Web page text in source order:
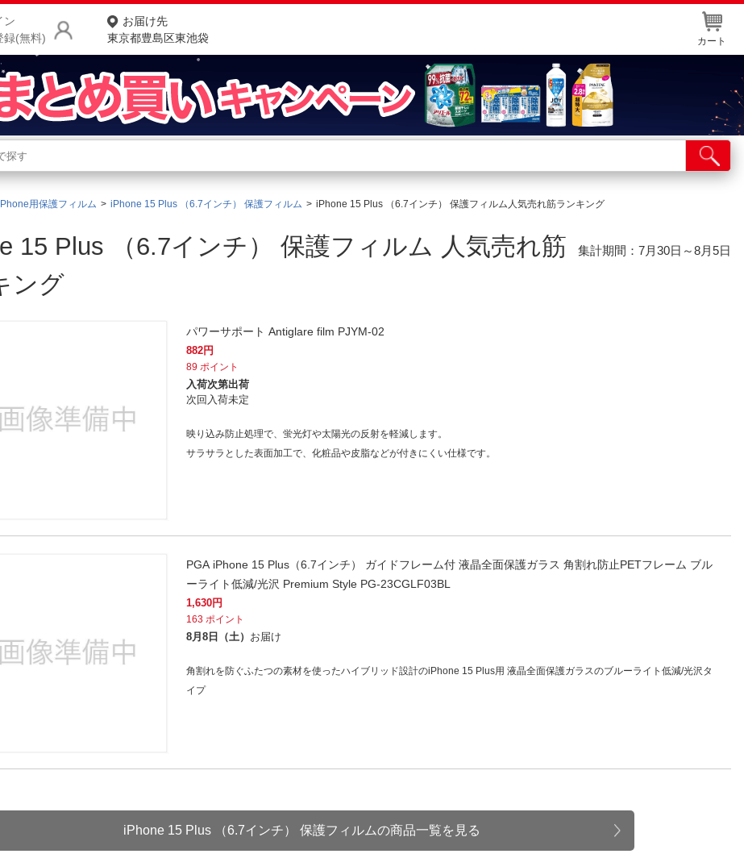
ン
録(無料)
お届け先
東京都豊島区東池袋
カート
商品をさがす
ランキングからさがす
カテゴリ一覧からさがす
よくある質問・お問合せ
ご利用規約
店舗サービス
ネット取り置き
ポイントカードWEB登録
店舗情報・店舗一覧
用保護フィルム iPhone 15 Plus （6.7インチ） 保護フィルム iPhone 15 Plus （6.7インチ） 保護フィルム人気売れ筋ランキング
集計期間：7月30日～8月5日
15 Plus （6.7インチ） 保護フィルム 人気売れ筋
ング
パワーサポート Antiglare film PJYM-02
882円
89 ポイント
入荷次第出荷
次回入荷未定
映り込み防止処理で、蛍光灯や太陽光の反射を軽減します。
サラサラとした表面加工で、化粧品や皮脂などが付きにくい仕様です。
PGA iPhone 15 Plus（6.7インチ） ガイドフレーム付 液晶全面保護ガラス 角割れ防止PETフレーム ブル
ーライト低減/光沢 Premium Style PG-23CGLF03BL
1,630円
163 ポイント
8月8日（土） お届け
角割れを防ぐふたつの素材を使ったハイブリッド設計のiPhone 15 Plus用 液晶全面保護ガラスのブルーライト低減/光沢タ
イプ
iPhone 15 Plus （6.7インチ） 保護フィルムの商品一覧を見る